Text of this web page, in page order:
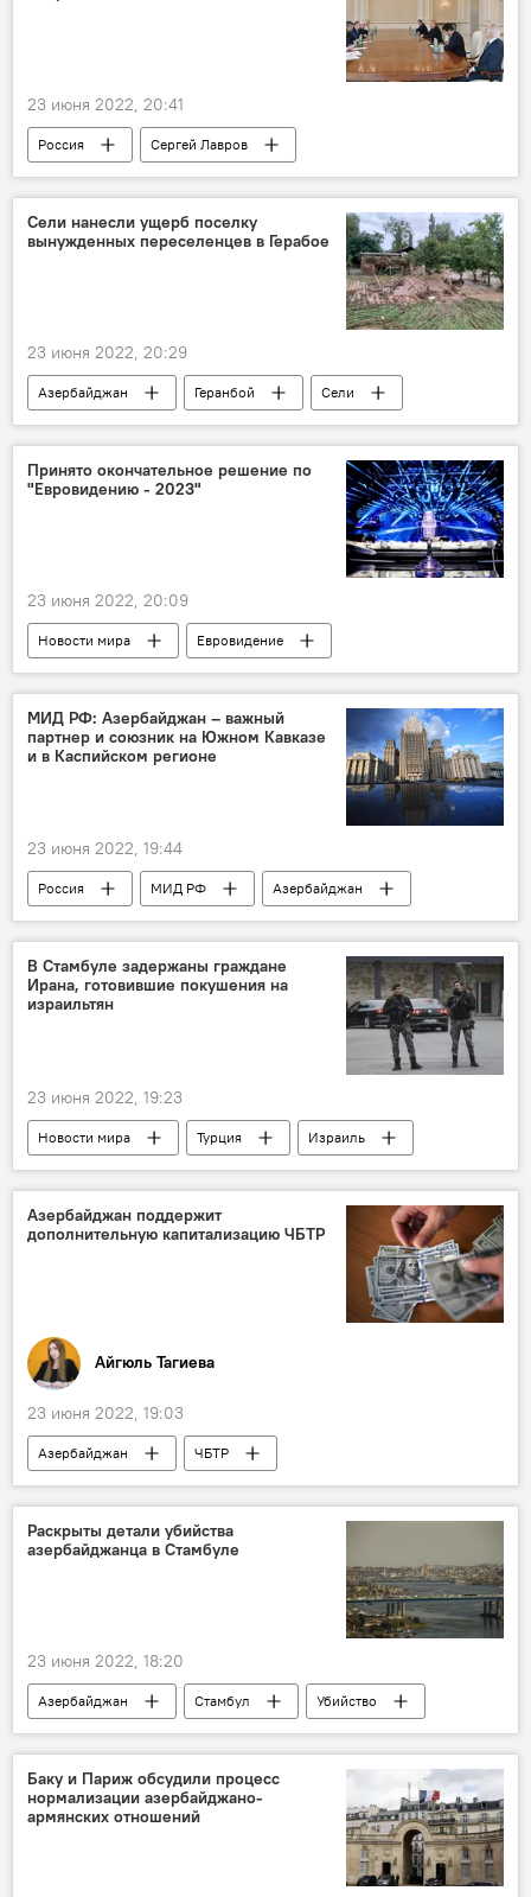
23 июня 2022, 20:41
Россия
Сергей Лавров
Азербайджан
Сели нанесли ущерб поселку
вынужденных переселенцев в Герабое
23 июня 2022, 20:29
Азербайджан Геранбой
Сели
Вынужденные переселенцы
Принято окончательное решение по
"Евровидению - 2023"
23 июня 2022, 20:09
Новости мира
Евровидение
Украина
МИД РФ: Азербайджан – важный
партнер и союзник на Южном Кавказе
и в Каспийском регионе
23 июня 2022, 19:44
Россия МИД РФ Азербайджан
В Стамбуле задержаны граждане
Ирана, готовившие покушения на
израильтян
23 июня 2022, 19:23
Новости мира Турция
Израиль
Иран
Покушение
Азербайджан поддержит
дополнительную капитализацию ЧБТР
Айгюль Тагиева
23 июня 2022, 19:03
Азербайджан ЧБТР
Раскрыты детали убийства
азербайджанца в Стамбуле
23 июня 2022, 18:20
Азербайджан Стамбул
Убийство
Азербайджанец
Баку и Париж обсудили процесс
нормализации азербайджано-
армянских отношений